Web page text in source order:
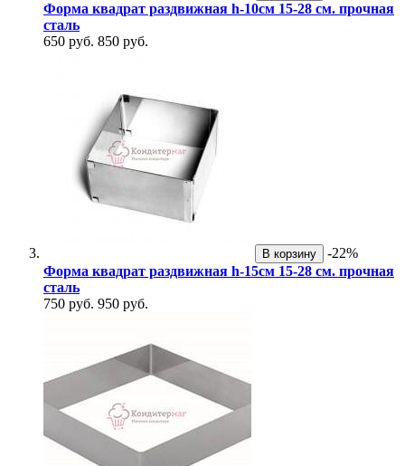
Форма квадрат раздвижная h-10см 15-28 см. прочная
сталь
650 руб. 850 руб.
В корзину
-22%
Форма квадрат раздвижная h-15см 15-28 см. прочная
сталь
750 руб. 950 руб.